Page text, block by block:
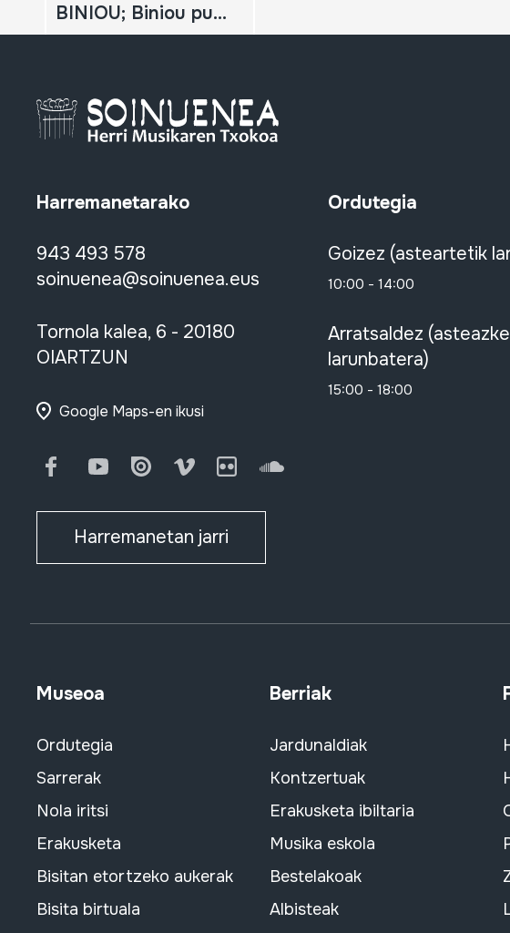
BINIOU; Biniou punteroa
Harremanetarako
943 493 578
soinuenea@soinuenea.eus
Tornola kalea, 6 - 20180
OIARTZUN
Google Maps-en ikusi
FacebookYoutubeIssuu Vimeo FlickrSoundCloud
Harremanetan jarri
Ordutegia
Goizez (asteartetik
10:00 - 14:00
Arratsaldez
larunbatera)
15:00 - 18:00
Museoa
Ordutegia
Sarrerak
Nola iritsi
Erakusketa
Bisitan etortzeko aukerak
Bisita birtuala
Berriak
Jardunaldiak
Kontzertuak
Erakusketa ibiltaria
Musika eskola
Bestelakoak
Albisteak